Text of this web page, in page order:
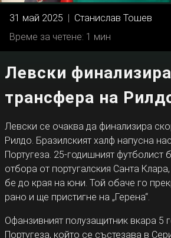
31 май 2025 | Станислав Тошев
Време за четене: 1 мин
Левски финализира
трансфера на
Левски се очаква да финализира
Рилдо. Бразилският халф напусна
Португеза. 25-годишният футболист
отбора от португалския Санта
бе до края на юни. Той обаче го
рано и ще пристигне на „Герена“.
Офанзивният полузащитник вкара 5
Португеза, който се състезава в